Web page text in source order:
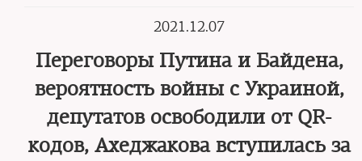
2021.12.07
Переговоры Путина и Байдена,
вероятность войны с Украиной,
депутатов освободили от QR-
кодов, Ахеджакова вступилась за